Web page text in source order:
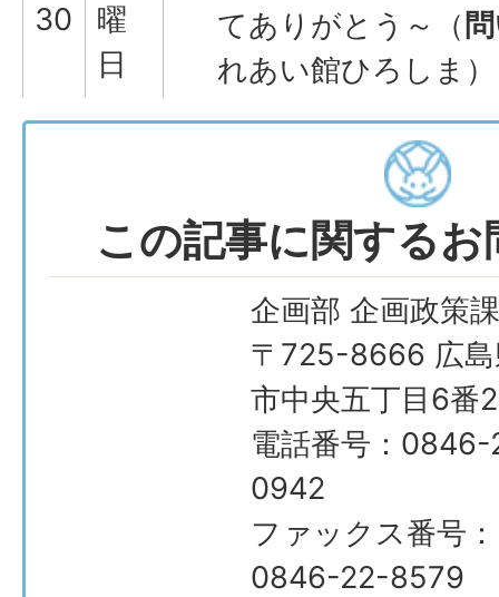
30
曜
日
てありがとう～（
れあい館ひろしま）
この記事に関する
企画部 企画政策課
〒725-8666 広島
市中央五丁目6番
電話番号：
0942
ファックス番号：
0846-22-8579